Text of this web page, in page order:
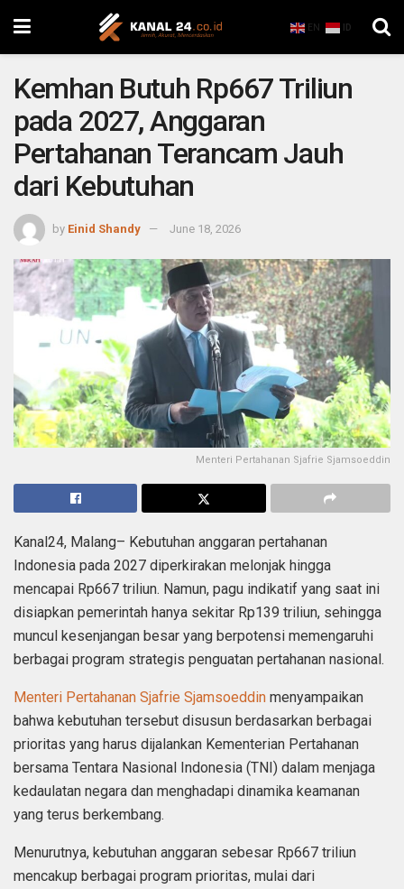
EN ID
Kemhan Butuh Rp667 Triliun
pada 2027, Anggaran
Pertahanan Terancam Jauh
dari Kebutuhan
by Einid Shandy June 18, 2026
Menteri Pertahanan Sjafrie Sjamsoeddin
Kanal24, Malang– Kebutuhan anggaran pertahanan
Indonesia pada 2027 diperkirakan melonjak hingga
mencapai Rp667 triliun. Namun, pagu indikatif yang saat ini
disiapkan pemerintah hanya sekitar Rp139 triliun, sehingga
muncul kesenjangan besar yang berpotensi memengaruhi
berbagai program strategis penguatan pertahanan nasional.
Menteri Pertahanan Sjafrie Sjamsoeddin menyampaikan
bahwa kebutuhan tersebut disusun berdasarkan berbagai
prioritas yang harus dijalankan Kementerian Pertahanan
bersama Tentara Nasional Indonesia (TNI) dalam menjaga
kedaulatan negara dan menghadapi dinamika keamanan
yang terus berkembang.
Menurutnya, kebutuhan anggaran sebesar Rp667 triliun
mencakup berbagai program prioritas, mulai dari